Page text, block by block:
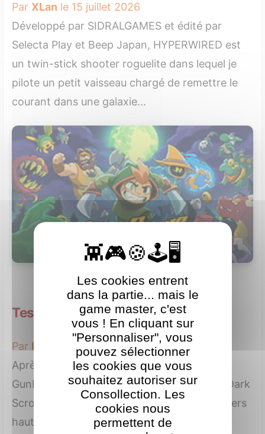
Par XLan le 15 juillet 2026
Développé par SIDRALGAMES et édité par
Selecta Play et Beep Japan, HYPERWIRED est
un twin-stick shooter roguelite dans lequel je
pilote un petit vaisseau chargé de remettre le
courant dans une galaxie...
Test de Dark Scrolls sur PC
Par Kacem
le 8 juillet 2026
Après Gato Roboto, Demon Throttle et
Gunbrella, le studio Doinksoft revient avec Dark
Scrolls, un jeu d'action rétro où des aventuriers
hauts en couleur massacrent des monstres
Les cookies entrent
dans la partie... mais le
game master, c'est
vous ! En cliquant sur
"Personnaliser", vous
pouvez sélectionner
les cookies que vous
souhaitez autoriser sur
Consollection. Les
cookies nous
permettent de